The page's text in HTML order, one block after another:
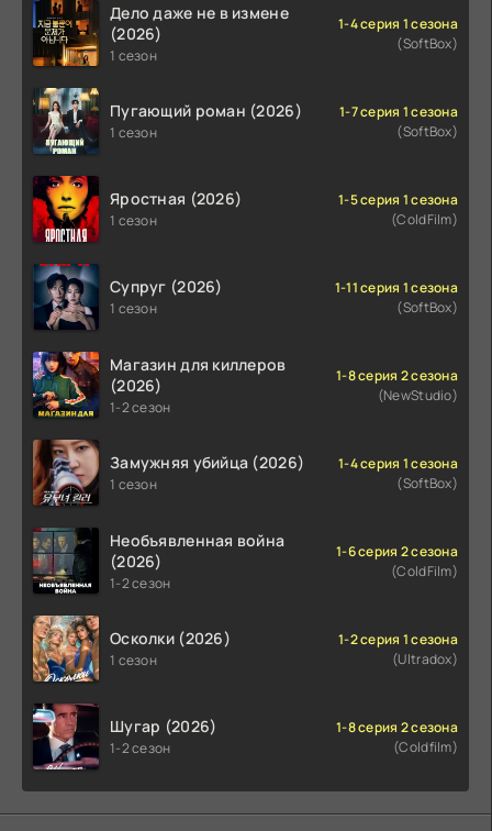
Дело даже не в измене
(2026)
1 сезон
1-4 серия 1 сезона
(SoftBox)
Пугающий роман (2026)
1 сезон
1-7 серия 1 сезона
(SoftBox)
Яростная (2026)
1 сезон
1-5 серия 1 сезона
(ColdFilm)
Супруг (2026)
1 сезон
1-11 серия 1 сезона
(SoftBox)
Магазин для киллеров
(2026)
1-2 сезон
1-8 серия 2 сезона
(NewStudio)
Замужняя убийца (2026)
1 сезон
1-4 серия 1 сезона
(SoftBox)
Необъявленная война
(2026)
1-2 сезон
1-6 серия 2 сезона
(ColdFilm)
Осколки (2026)
1 сезон
1-2 серия 1 сезона
(Ultradox)
Шугар (2026)
1-2 сезон
1-8 серия 2 сезона
(Coldfilm)